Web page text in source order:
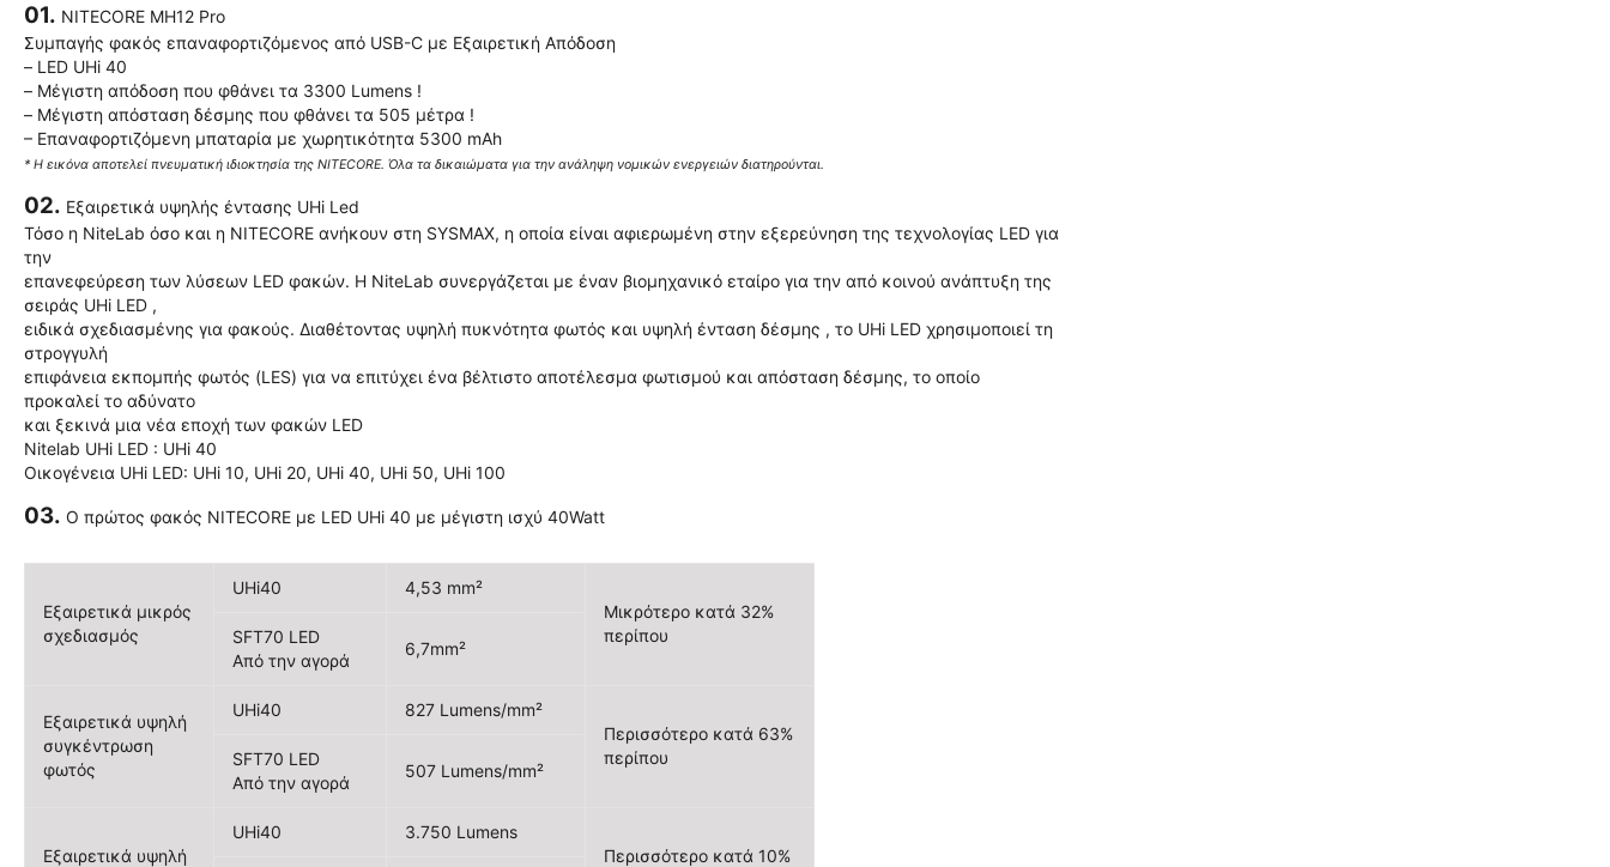
01. NITECORE MH12 Pro
Συμπαγής φακός επαναφορτιζόμενος από USB-C με Εξαιρετική Απόδοση
– LED UHi 40
– Μέγιστη απόδοση που φθάνει τα 3300 Lumens !
– Μέγιστη απόσταση δέσμης που φθάνει τα 505 μέτρα !
– Επαναφορτιζόμενη μπαταρία με χωρητικότητα 5300 mAh
* H εικόνα αποτελεί πνευματική ιδιοκτησία της NITECORE. Όλα τα δικαιώματα για την ανάληψη νομικών ενεργειών διατηρούνται.
02. Εξαιρετικά υψηλής έντασης UHi Led
Τόσο η NiteLab όσο και η NITECORE ανήκουν στη SYSMAX, η οποία είναι αφιερωμένη στην εξερεύνηση της τεχνολογίας LED για
την
επανεφεύρεση των λύσεων LED φακών. Η NiteLab συνεργάζεται με έναν βιομηχανικό εταίρο για την από κοινού ανάπτυξη της
σειράς UHi LED ,
ειδικά σχεδιασμένης για φακούς. Διαθέτοντας υψηλή πυκνότητα φωτός και υψηλή ένταση δέσμης , το UHi LED χρησιμοποιεί τη
στρογγυλή
επιφάνεια εκπομπής φωτός (LES) για να επιτύχει ένα βέλτιστο αποτέλεσμα φωτισμού και απόσταση δέσμης, το οποίο
προκαλεί το αδύνατο
και ξεκινά μια νέα εποχή των φακών LED
Nitelab UHi LED : UHi 40
Οικογένεια UHi LED: UHi 10, UHi 20, UHi 40, UHi 50, UHi 100
03. Ο πρώτος φακός NITECORE με LED UHi 40 με μέγιστη ισχύ 40Watt
Εξαιρετικά μικρός
σχεδιασμός
UHi40
4,53 mm²
Μικρότερο κατά 32%
περίπου
SFT70 LED
Από την αγορά
6,7mm²
Εξαιρετικά υψηλή
συγκέντρωση
φωτός
UHi40
827 Lumens/mm²
Περισσότερο κατά 63%
περίπου
SFT70 LED
Από την αγορά
507 Lumens/mm²
Εξαιρετικά υψηλή
UHi40
3.750 Lumens
Περισσότερο κατά 10%